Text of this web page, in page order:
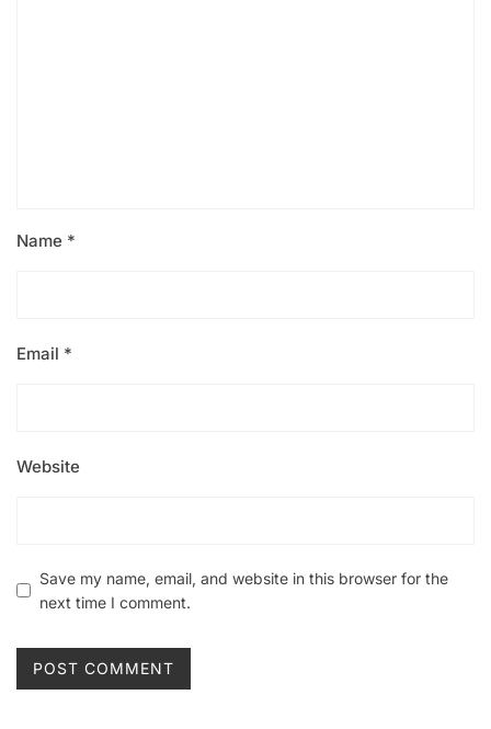
Name *
Email *
Website
Save my name, email, and website in this browser for the
next time I comment.